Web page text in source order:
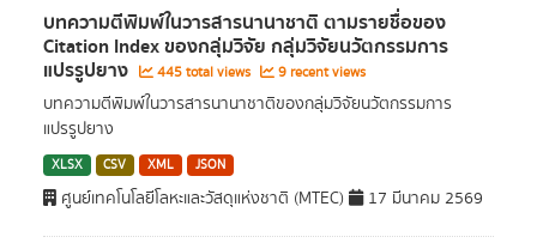
บทความตีพิมพ์ในวารสารนานาชาติ ตามรายชื่อของ
Citation Index ของกลุ่มวิจัย กลุ่มวิจัยนวัตกรรมการ
แปรรูปยาง 445 total views 9 recent views
บทความตีพิมพ์ในวารสารนานาชาติของกลุ่มวิจัยนวัตกรรมการ
แปรรูปยาง
XLSX CSV XML JSON
ศูนย์เทคโนโลยีโลหะและวัสดุแห่งชาติ (MTEC) 17 มีนาคม 2569